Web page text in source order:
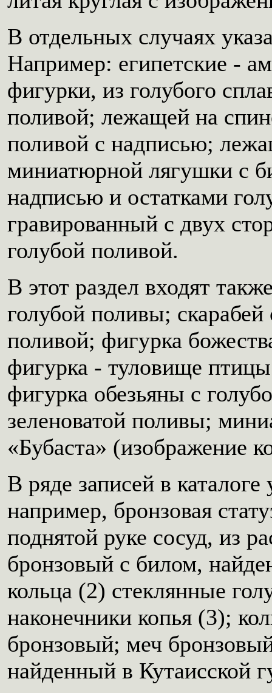
В отдельных случаях
Например: египетские -
фигурки, из голубого
поливой; лежащей на
поливой с надписью;
миниатюрной лягушки с
надписью и остатками
гравированный с двух
голубой поливой.
В этот раздел входят
голубой поливы;
поливой; фигурка
фигурка - туловище
фигурка обезьяны с
зеленоватой поливы;
«Бубаста» (изображение
В ряде записей в
например, бронзовая
поднятой руке сосуд, из
бронзовый с билом,
кольца (2) стеклянные
наконечники копья (3);
бронзовый; меч
найденный в Кутаисской